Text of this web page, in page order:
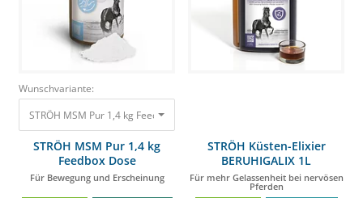
Wunschvariante:
STRÖH MSM Pur 1,4 kg Feedbox Dose Für Bewegung und Erscheinung
STRÖH MSM Pur 1,4 kg
Feedbox Dose
Für Bewegung und Erscheinung
STRÖH Küsten-Elixier
BERUHIGALIX 1L
Für mehr Gelassenheit bei nervösen
Pferden